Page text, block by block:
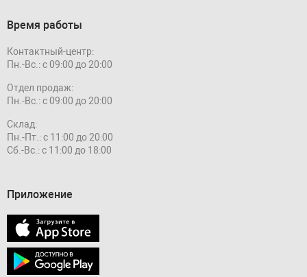
Время работы
Контактный-центр:
Пн.-Вс.: с 09:00 до 20:00
Отдел продаж:
Пн.-Вс.: с 09:00 до 20:00
Склад:
Пн.-Пт.: с 11:00 до 20:00
Сб.-Вс.: с 11:00 до 18:00
Приложение